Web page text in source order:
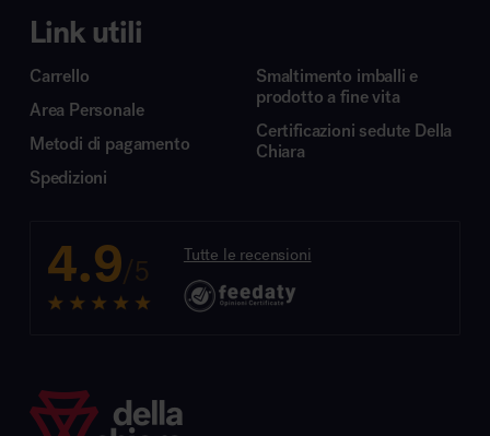
Link utili
Carrello
Area Personale
Metodi di pagamento
Spedizioni
Smaltimento imballi e
prodotto a fine vita
Certificazioni sedute Della
Chiara
4.9/5 Tutte le recensioni